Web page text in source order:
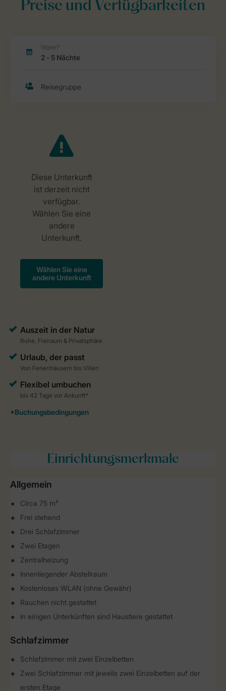
Preise und Verfügbarkeiten
Einrichtungsmerkmale
Allgemein
Circa 75 m²
Frei stehend
Drei Schlafzimmer
Zwei Etagen
Zentralheizung
Innenliegender Abstellraum
Kostenloses WLAN (ohne Gewähr)
Rauchen nicht gestattet
In einigen Unterkünften sind Haustiere gestattet
Schlafzimmer
Schlafzimmer mit zwei Einzelbetten
Zwei Schlafzimmer mit jeweils zwei Einzelbetten auf der
ersten Etage